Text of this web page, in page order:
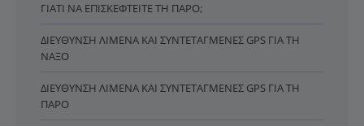
ΓΙΑΤΊ ΝΑ ΕΠΙΣΚΕΦΤΕΊΤΕ ΤΗ ΠΆΡΟ;
ΔΙΕΎΘΥΝΣΗ ΛΙΜΈΝΑ ΚΑΙ ΣΥΝΤΕΤΑΓΜΈΝΕΣ GPS ΓΙΑ ΤΗ
ΝΆΞΟ
ΔΙΕΎΘΥΝΣΗ ΛΙΜΈΝΑ ΚΑΙ ΣΥΝΤΕΤΑΓΜΈΝΕΣ GPS ΓΙΑ ΤΗ
ΠΆΡΟ